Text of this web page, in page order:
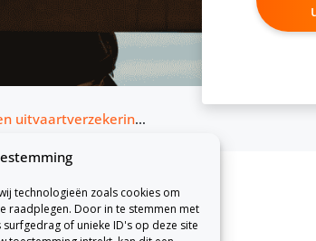
technologieën zoals cookies om
raadplegen. Door in te stemmen met
of unieke ID's op deze site
aftrekbaar van de belasting?